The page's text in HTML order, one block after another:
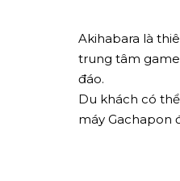
Akihabara là
trung tâm game
đáo.
Du khách có
máy Gachapon